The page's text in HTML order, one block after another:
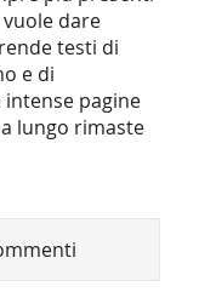
dare
testi di
e di
pagine
lungo rimaste